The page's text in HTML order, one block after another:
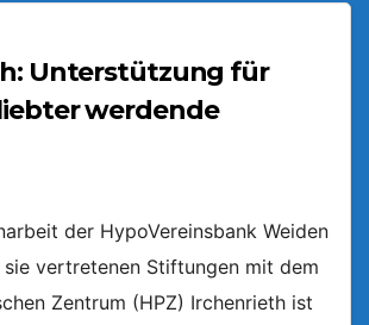
Unterstützung für
werdende
der HypoVereinsbank Weiden
vertretenen Stiftungen mit dem
Zentrum (HPZ) Irchenrieth ist